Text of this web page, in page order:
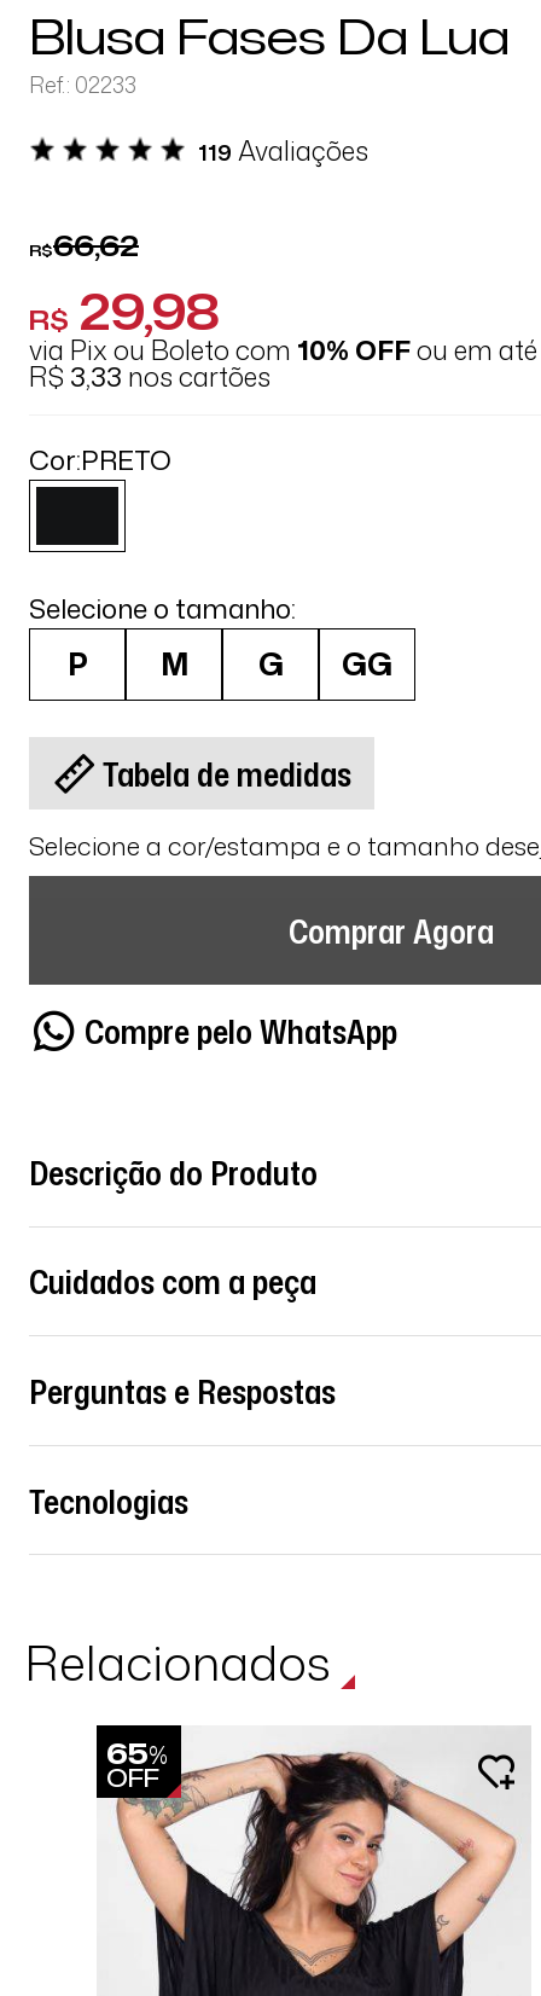
Blusa Fases Da Lua
Ref.: 02233
119 Avaliações
R$66,62
R$ 29,98
via Pix ou Boleto com 10% OFFou em
R$ 3,33 nos cartões
Cor:PRETO
Selecione o tamanho:
P M G GG
Tabela de medidas
Selecione a cor/estampa e o tamanho
Comprar Agora
Compre pelo WhatsApp
Descrição do Produto
Cuidados com a peça
Perguntas e Respostas
Tecnologias
Relacionados
65%
OFF